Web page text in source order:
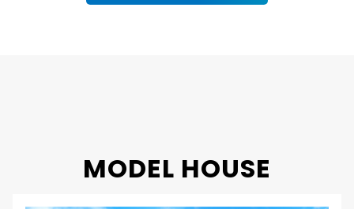
MODEL HOUSE